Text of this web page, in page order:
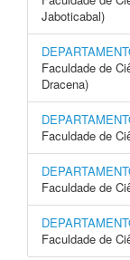
Jaboticabal)
Faculdade de
Dracena)
Faculdade de
Faculdade de
Faculdade de